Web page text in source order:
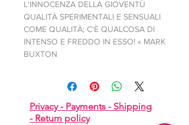
L'INNOCENZA DELLA GIOVENTÙ
QUALITÀ SPERIMENTALI E SENSUALI
COME QUALITÀ; C'È QUALCOSA DI
INTENSO E FREDDO IN ESSO! « MARK
BUXTON
Privacy - Payments - Shipping
- Return policy